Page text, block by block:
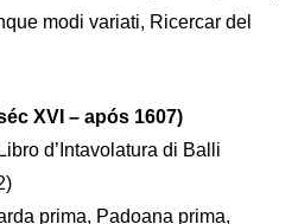
modi variati, Ricercar del
XVI – após 1607)
d’Intavolatura di Balli
prima, Padoana prima,